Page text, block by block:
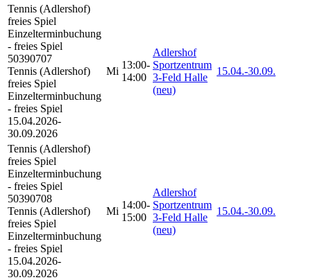
Tennis (Adlershof)
freies Spiel
Einzelterminbuchung
- freies Spiel
50390707
Tennis (Adlershof)
freies Spiel
Einzelterminbuchung
- freies Spiel
15.04.2026-
30.09.2026
Mi
13:00-
14:00
Adlershof
Sportzentrum
3-Feld Halle
(neu)
15.04.-30.09.
Tennis (Adlershof)
freies Spiel
Einzelterminbuchung
- freies Spiel
50390708
Tennis (Adlershof)
freies Spiel
Einzelterminbuchung
- freies Spiel
15.04.2026-
30.09.2026
Mi
14:00-
15:00
Adlershof
Sportzentrum
3-Feld Halle
(neu)
15.04.-30.09.